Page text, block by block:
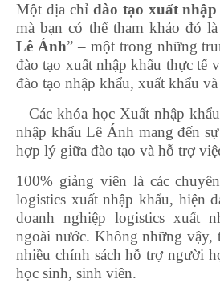
Một địa chỉđào tạo xuất nhập
mà bạn có thể tham khảo đó
Lê Ánh” – một trong những
đào tạo xuất nhập khẩu thực tế
đào tạo nhập khẩu, xuất khẩu
– Các khóa học Xuất nhập
nhập khẩu Lê Ánh mang đến
hợp lý giữa đào tạo và hỗ trợ
100% giảng viên là các
logistics xuất nhập khẩu, hiện
doanh nghiệp logistics xuất
ngoài nước. Không những vậy,
nhiều chính sách hỗ trợ người
học sinh, sinh viên.